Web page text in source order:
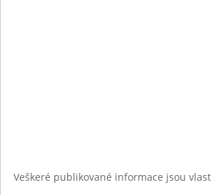
Veškeré publikované informace jsou